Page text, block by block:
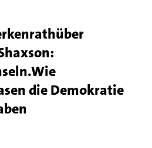
die Demokratie